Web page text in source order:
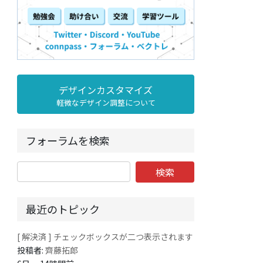
デザインカスタマイズ
軽微なデザイン調整について
フォーラムを検索
最近のトピック
[ 解決済 ] チェックボックスが二つ表示されます
投稿者:齊藤拓郎